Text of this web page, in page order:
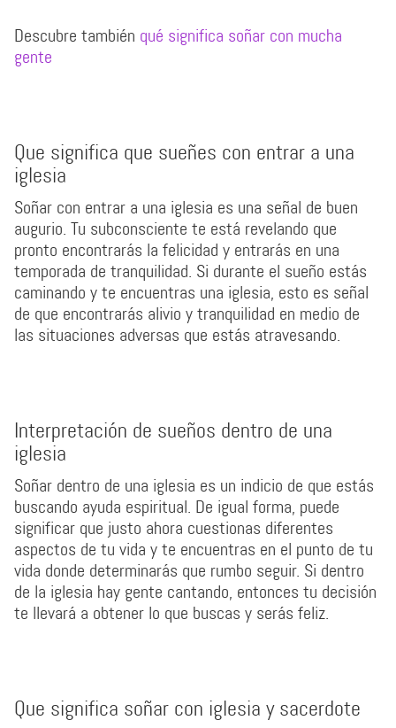
Descubre también qué significa soñar con mucha
gente
Que significa que sueñes con entrar a una
iglesia
Soñar con entrar a una iglesia es una señal de buen
augurio. Tu subconsciente te está revelando que
pronto encontrarás la felicidad y entrarás en una
temporada de tranquilidad. Si durante el sueño estás
caminando y te encuentras una iglesia, esto es señal
de que encontrarás alivio y tranquilidad en medio de
las situaciones adversas que estás atravesando.
Interpretación de sueños dentro de una
iglesia
Soñar dentro de una iglesia es un indicio de que estás
buscando ayuda espiritual. De igual forma, puede
significar que justo ahora cuestionas diferentes
aspectos de tu vida y te encuentras en el punto de tu
vida donde determinarás que rumbo seguir. Si dentro
de la iglesia hay gente cantando, entonces tu decisión
te llevará a obtener lo que buscas y serás feliz.
Que significa soñar con iglesia y sacerdote